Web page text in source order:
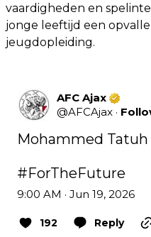
vaardigheden en
jonge leeftijd een
jeugdopleiding.
AFC Ajax
@AFCAjax ·
Mohammed
#ForTheFuture
9:00 AM · Jun 19, 2026
192 Reply